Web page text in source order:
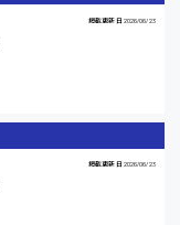
掲載更新日 2026/06/23
掲載更新日 2026/06/23